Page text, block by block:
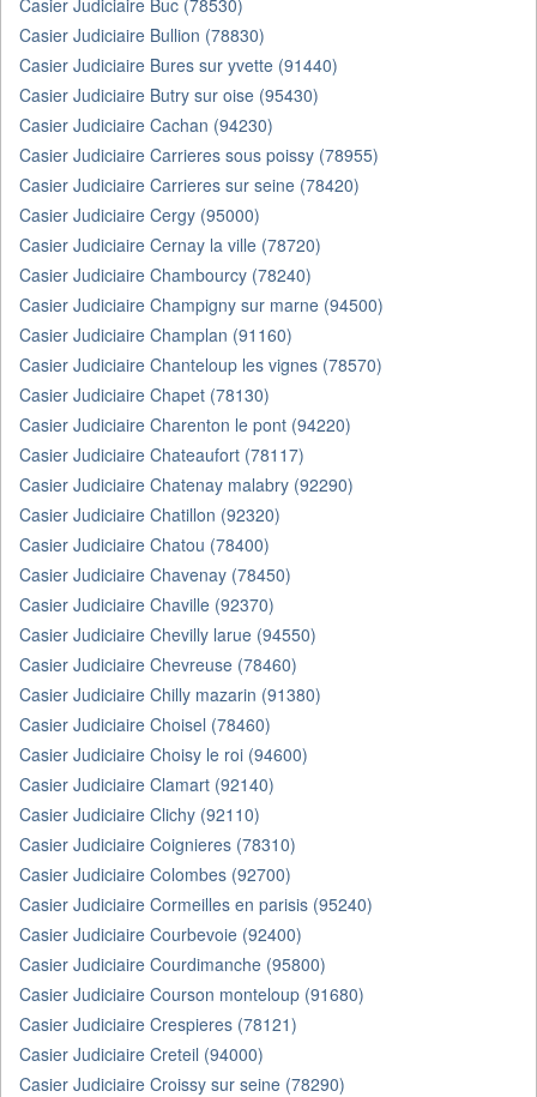
Casier Judiciaire Buc (78530)
Casier Judiciaire Bullion (78830)
Casier Judiciaire Bures sur yvette (91440)
Casier Judiciaire Butry sur oise (95430)
Casier Judiciaire Cachan (94230)
Casier Judiciaire Carrieres sous poissy (78955)
Casier Judiciaire Carrieres sur seine (78420)
Casier Judiciaire Cergy (95000)
Casier Judiciaire Cernay la ville (78720)
Casier Judiciaire Chambourcy (78240)
Casier Judiciaire Champigny sur marne (94500)
Casier Judiciaire Champlan (91160)
Casier Judiciaire Chanteloup les vignes (78570)
Casier Judiciaire Chapet (78130)
Casier Judiciaire Charenton le pont (94220)
Casier Judiciaire Chateaufort (78117)
Casier Judiciaire Chatenay malabry (92290)
Casier Judiciaire Chatillon (92320)
Casier Judiciaire Chatou (78400)
Casier Judiciaire Chavenay (78450)
Casier Judiciaire Chaville (92370)
Casier Judiciaire Chevilly larue (94550)
Casier Judiciaire Chevreuse (78460)
Casier Judiciaire Chilly mazarin (91380)
Casier Judiciaire Choisel (78460)
Casier Judiciaire Choisy le roi (94600)
Casier Judiciaire Clamart (92140)
Casier Judiciaire Clichy (92110)
Casier Judiciaire Coignieres (78310)
Casier Judiciaire Colombes (92700)
Casier Judiciaire Cormeilles en parisis (95240)
Casier Judiciaire Courbevoie (92400)
Casier Judiciaire Courdimanche (95800)
Casier Judiciaire Courson monteloup (91680)
Casier Judiciaire Crespieres (78121)
Casier Judiciaire Creteil (94000)
Casier Judiciaire Croissy sur seine (78290)